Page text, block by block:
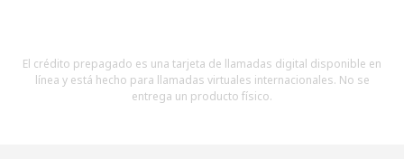
El crédito prepagado es una tarjeta de llamadas digital disponible en
línea y está hecho para llamadas virtuales internacionales. No se
entrega un producto físico.